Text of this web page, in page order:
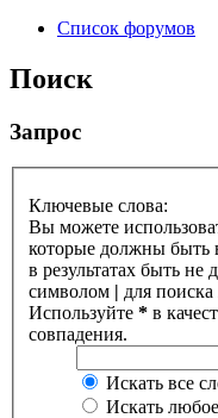
Список форумов
Поиск
Запрос
Ключевые слова:
Вы можете
которые должны быть
в результатах быть
символом | для
Используйте * в
совпадения.
Искать все
Искать